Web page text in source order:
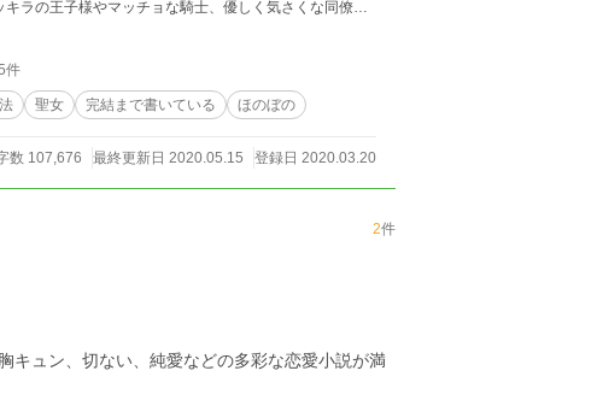
のぼの恋愛ファンタジー。
件
聖女 完結まで書いている ほのぼの
数 107,676 最終更新日 2020.05.15 登録日 2020.03.20
2件
キュン、切ない、純愛などの多彩な恋愛小説が満